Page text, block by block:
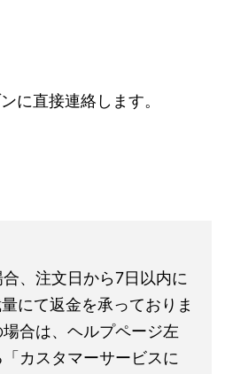
に直接連絡します。
、注文日から7日以内に
にて返金を承っておりま
合は、ヘルプページ左
カスタマーサービスに